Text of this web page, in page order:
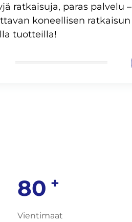
ratkaisuja, paras palvelu –
koneellisen ratkaisun
tuotteilla!
80 +
Vientimaat